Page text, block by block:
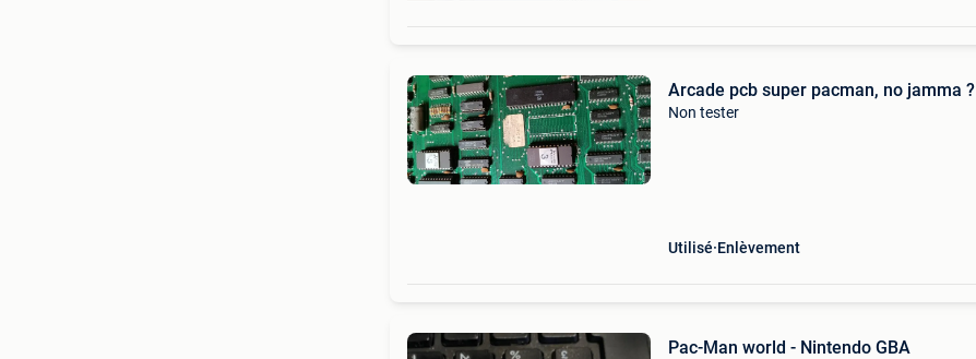
Arcade pcb super pacman, no jamma ?
Non tester
Utilisé Enlèvement
Pac-Man world - Nintendo GBA